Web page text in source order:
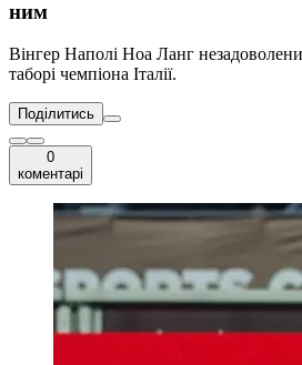
ним
Вінгер Наполі Ноа Ланг
таборі чемпіона Італії.
Поділитись
0
коментарі